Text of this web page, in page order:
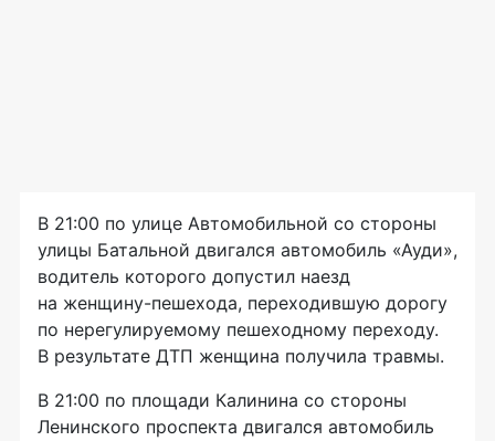
В 21:00 по улице Автомобильной со стороны
улицы Батальной двигался автомобиль «Ауди»,
водитель которого допустил наезд
на женщину-пешехода, переходившую дорогу
по нерегулируемому пешеходному переходу.
В результате ДТП женщина получила травмы.
В 21:00 по площади Калинина со стороны
Ленинского проспекта двигался автомобиль